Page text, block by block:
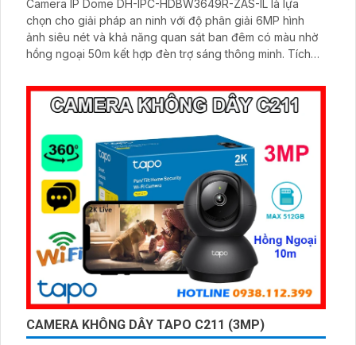
Camera IP Dome DH-IPC-HDBW3649R-ZAS-IL là lựa
chọn cho giải pháp an ninh với độ phân giải 6MP hình
ảnh siêu nét và khả năng quan sát ban đêm có màu nhờ
hồng ngoại 50m kết hợp đèn trợ sáng thông minh. Tích
công nghệ AI phát hiện chính xác người và xe, camera
đáp ứng tối đa nhu cầu giám sát chuyên nghiệp hỗ trợ
CAMERA KHÔNG DÂY TAPO C211 (3MP)